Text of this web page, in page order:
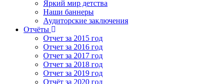
Яркий мир детства
Наши баннеры
Аудиторские заключения
Отчёты
Отчет за 2015 год
Отчет за 2016 год
Отчет за 2017 год
Отчет за 2018 год
Отчет за 2019 год
Отчёт за 2020 год